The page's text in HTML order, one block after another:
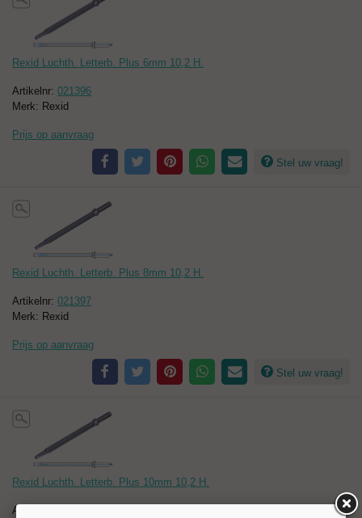
Rexid Luchth. Letterb. Plus 6mm 10,2 H.
Artikelnr: 021396
Merk: Rexid
Prijs op aanvraag
Stel uw vraag!
Rexid Luchth. Letterb. Plus 8mm 10,2 H.
Artikelnr: 021397
Merk: Rexid
Prijs op aanvraag
Stel uw vraag!
Rexid Luchth. Letterb. Plus 10mm 10,2 H.
Artikelnr: